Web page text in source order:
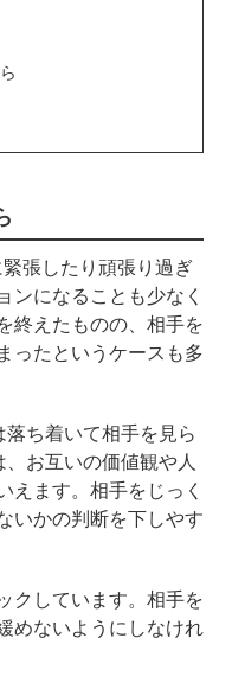
張したり頑張り過ぎ
ンになることも少なく
終えたものの、相手を
ったというケースも多
ち着いて相手を見ら
お互いの価値観や人
えます。相手をじっく
いかの判断を下しやす
クしています。相手を
めないようにしなけれ